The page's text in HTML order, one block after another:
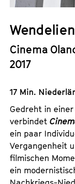
u
t
e
.
Cinema
2017
17 Min.
Gedreht in
verbindet
ein paar
Vergangenheit
filmischen
ein